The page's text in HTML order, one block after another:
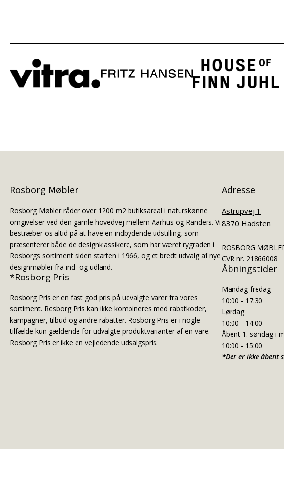
Rosborg Møbler
Rosborg Møbler råder over 1200 m2 butiksareal i naturskønne
omgivelser ved den gamle hovedvej mellem Aarhus og Randers. Vi
bestræber os altid på at have en indbydende udstilling, som
præsenterer både de designklassikere, som har været rygraden i
Rosborgs sortiment siden starten i 1966, og et bredt udvalg af nye
designmøbler fra ind- og udland.
*Rosborg Pris
Rosborg Pris er en fast god pris på udvalgte varer fra vores
sortiment. Rosborg Pris kan ikke kombineres med rabatkoder,
kampagner, tilbud og andre rabatter. Rosborg Pris er i nogle
tilfælde kun gældende for udvalgte produktvarianter af en vare.
Rosborg Pris er ikke en vejledende udsalgspris.
Adresse
Astrupvej 1
8370 Hadsten
ROSBORG
CVR nr. 21866008
Åbningstider
Mandag-fredag
10:00 - 17:30
Lørdag
10:00 - 14:00
Åbent 1. søndag i
10:00 - 15:00
*Der er ikke åbent